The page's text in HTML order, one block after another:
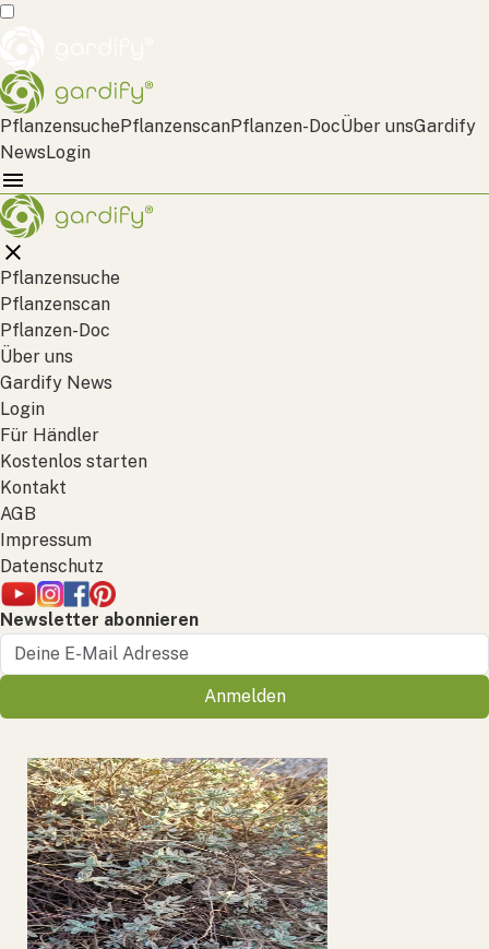
PflanzensuchePflanzenscanPflanzen-DocÜber unsGardify
NewsLogin
Pflanzensuche
Pflanzenscan
Pflanzen-Doc
Über uns
Gardify News
Login
Für Händler
Kostenlos starten
Kontakt
AGB
Impressum
Datenschutz
Newsletter abonnieren
Anmelden